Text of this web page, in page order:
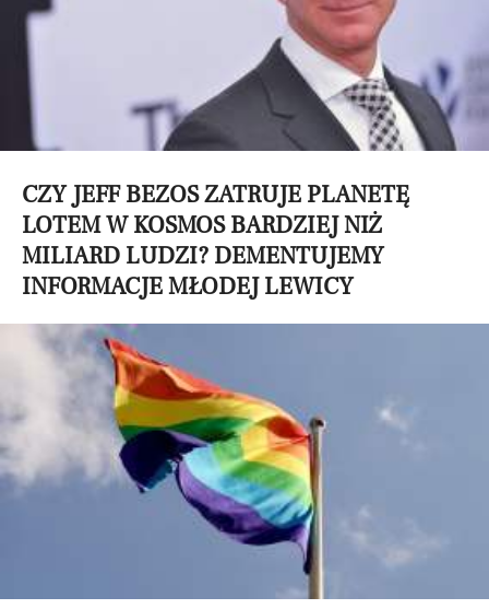
CZY JEFF BEZOS ZATRUJE PLANETĘ
LOTEM W KOSMOS BARDZIEJ NIŻ
MILIARD LUDZI? DEMENTUJEMY
INFORMACJE MŁODEJ LEWICY